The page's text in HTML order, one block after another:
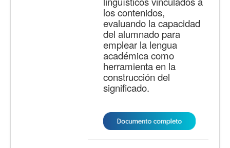
los contenidos,
evaluando la capacidad
del alumnado para
emplear la lengua
académica como
herramienta en la
construcción del
significado.